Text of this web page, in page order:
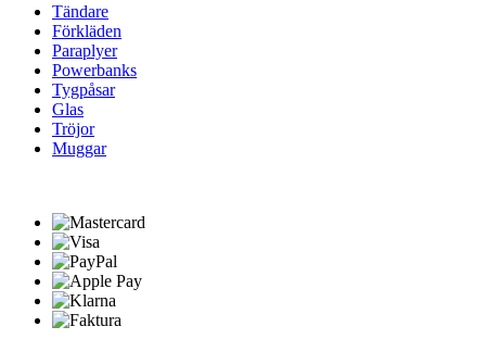
Tändare
Förkläden
Paraplyer
Powerbanks
Tygpåsar
Glas
Tröjor
Muggar